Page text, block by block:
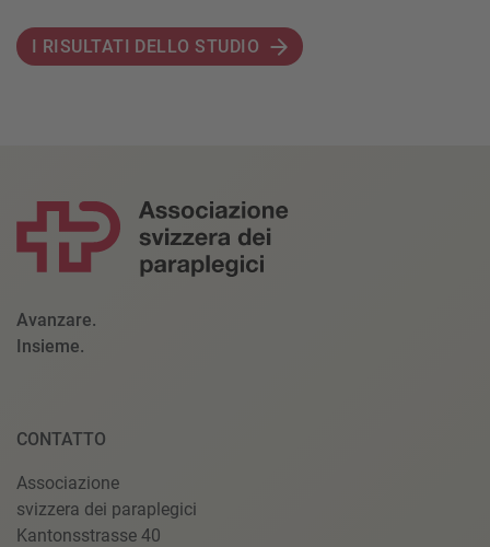
I RISULTATI DELLO STUDIO
Avanzare.
Insieme.
CONTATTO
Associazione
svizzera dei paraplegici
Kantonsstrasse 40